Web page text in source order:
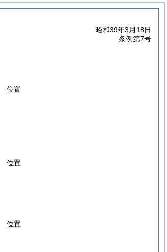
昭和39年3月18日
条例第7号
位置
位置
位置